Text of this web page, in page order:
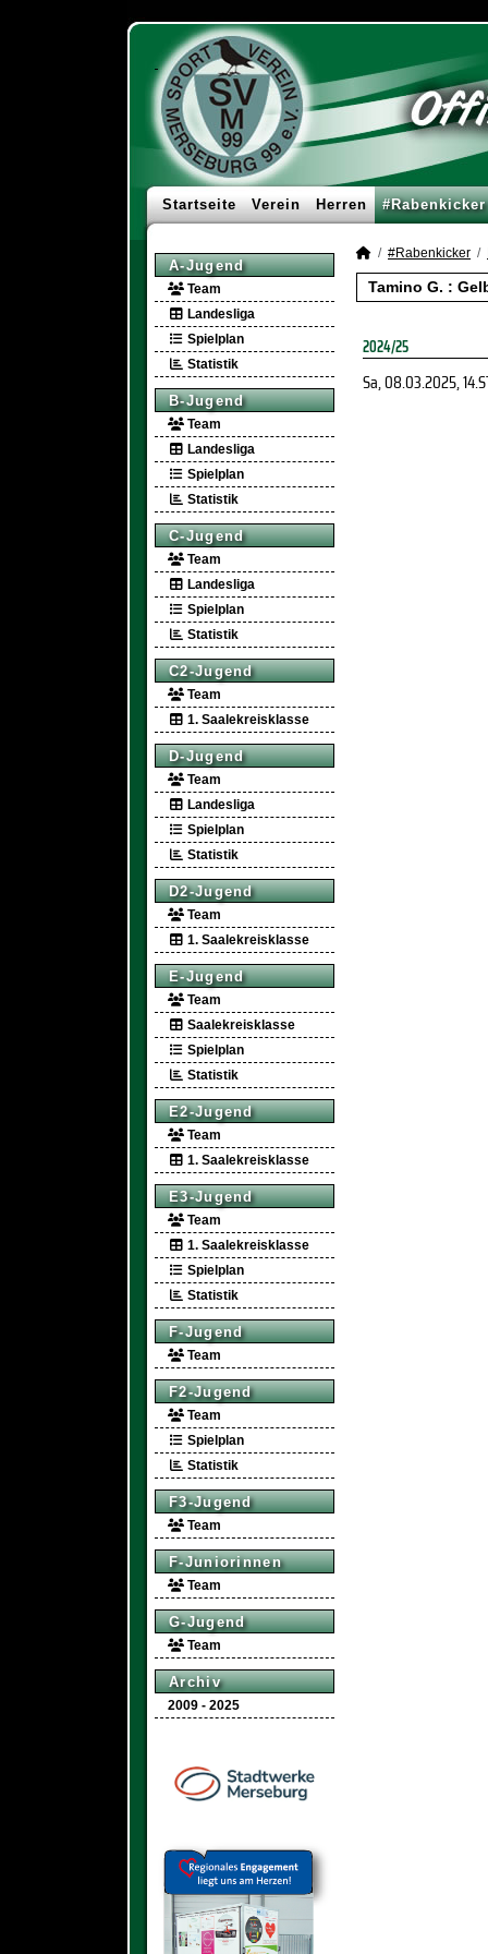
Startseite Verein Herren #Rabenkicker
A-Jugend
Team
Landesliga
Spielplan
Statistik
B-Jugend
Team
Landesliga
Spielplan
Statistik
C-Jugend
Team
Landesliga
Spielplan
Statistik
C2-Jugend
Team
1. Saalekreisklasse
D-Jugend
Team
Landesliga
Spielplan
Statistik
D2-Jugend
Team
1. Saalekreisklasse
E-Jugend
Team
Saalekreisklasse
Spielplan
Statistik
E2-Jugend
Team
1. Saalekreisklasse
E3-Jugend
Team
1. Saalekreisklasse
Spielplan
Statistik
F-Jugend
Team
F2-Jugend
Team
Spielplan
Statistik
F3-Jugend
Team
F-Juniorinnen
Team
G-Jugend
Team
Archiv
2009 - 2025
#Rabenkicker
Tamino G. :
2024/25
Sa, 08.03.2025,